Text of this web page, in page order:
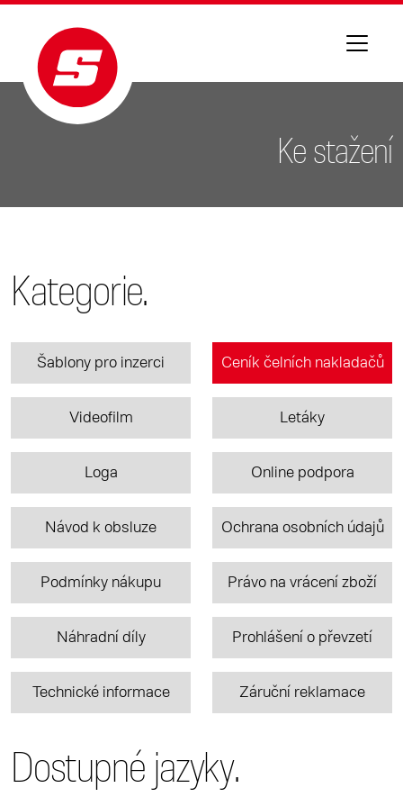
Ke stažení
Kategorie.
Šablony pro inzerci Ceník čelních nakladačů
Videofilm Letáky
Loga Online podpora
Návod k obsluze Ochrana osobních údajů
Podmínky nákupu Právo na vrácení zboží
Náhradní díly Prohlášení o převzetí
Technické informace Záruční reklamace
Dostupné jazyky.